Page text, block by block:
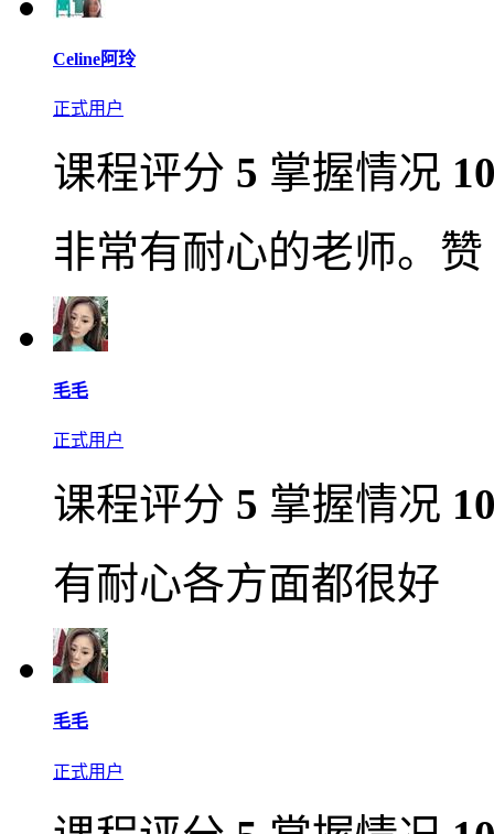
Celine阿玲
正式用户
课程评分 5 掌握情况
非常有耐心的老师。赞
毛毛
正式用户
课程评分 5 掌握情况
有耐心各方面都很好
毛毛
正式用户